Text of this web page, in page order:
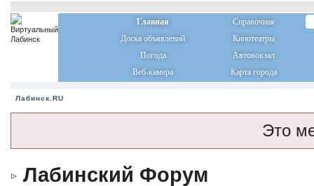
Главная
Справочная
Доска объявлений
Кинотеатры
Погода
Автовокзал
Веб-камера
Карта города
Лабинск.RU
Это
Лабинский Форум